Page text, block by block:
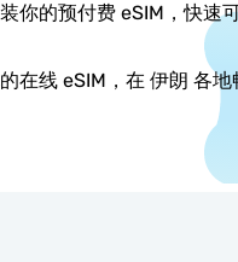
你的预付费 eSIM，快速
在线 eSIM，在 伊朗 各地